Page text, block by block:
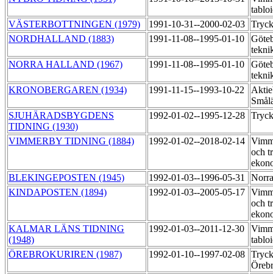
VÄSTERBOTTNINGEN (1979)
1991-10-31--2000-02-03
NORDHALLAND (1883)
1991-11-08--1995-01-10
NORRA HALLAND (1967)
1991-11-08--1995-01-10
KRONOBERGAREN (1934)
1991-11-15--1993-10-22
SJUHÄRADSBYGDENS
TIDNING (1930)
1992-01-02--1995-12-28
VIMMERBY TIDNING (1884) 1992-01-02--2018-02-14
och
BLEKINGEPOSTEN (1945)
1992-01-03--1996-05-31
KINDAPOSTEN (1894)
1992-01-03--2005-05-17
och
KALMAR LÄNS TIDNING
(1948)
1992-01-03--2011-12-30
ÖREBROKURIREN (1987)
1992-01-10--1997-02-08